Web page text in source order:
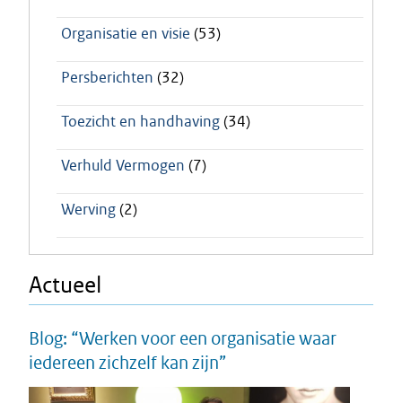
Organisatie en visie (53)
Persberichten (32)
Toezicht en handhaving(34)
Verhuld Vermogen (7)
Werving(2)
Actueel
Blog: “Werken voor een organisatie waar
iedereen zichzelf kan zijn”